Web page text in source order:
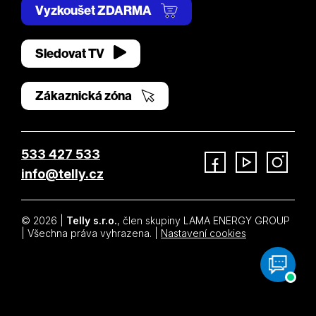
Vyzkoušet ZDARMA
Sledovat TV
Zákaznická zóna
533 427 533
info@telly.cz
© 2026 | Telly s.r.o., člen skupiny LAMA ENERGY GROUP
| Všechna práva vyhrazena. | Nastavení cookies